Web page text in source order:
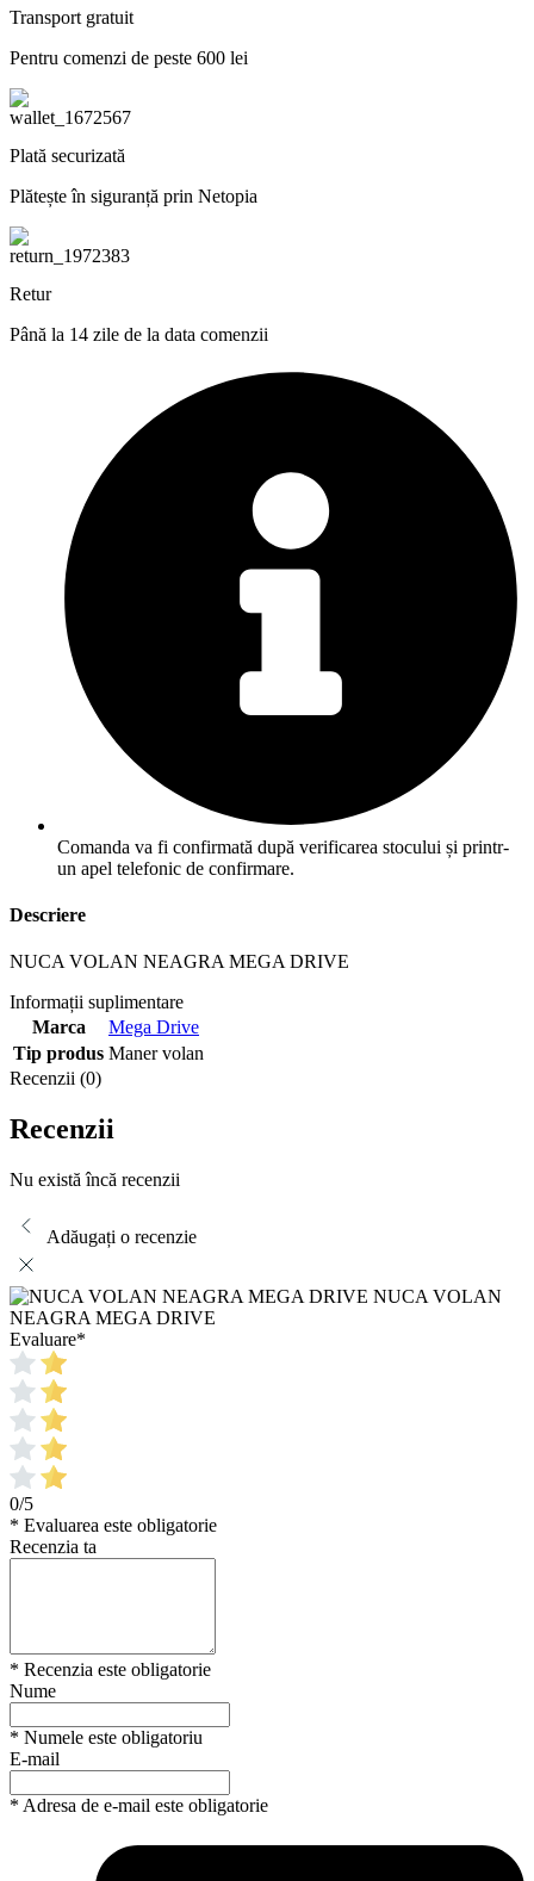
Transport gratuit
Pentru comenzi de peste 600 lei
Plată securizată
Plătește în siguranță prin Netopia
Retur
Până la 14 zile de la data comenzii
Comanda va fi confirmată după verificarea stocului și printr-
un apel telefonic de confirmare.
Descriere
NUCA VOLAN NEAGRA MEGA DRIVE
Informații suplimentare
Marca
Mega Drive
Tip produs Maner volan
Recenzii (0)
Recenzii
Nu există încă recenzii
Adăugați o recenzie
NUCA VOLAN
NEAGRA MEGA DRIVE
Evaluare*
0/5
* Evaluarea este obligatorie
Recenzia ta
* Recenzia este obligatorie
Nume
* Numele este obligatoriu
E-mail
* Adresa de e-mail este obligatorie